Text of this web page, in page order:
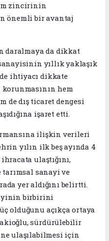
zincirinin
önemli bir avantaj
daralmaya da dikkat
yıllık yaklaşık
ihtiyacı dikkate
hem
de dış ticaret dengesi
işaret etti.
ilişkin verileri
yılın ilk beş ayında 4
ulaştığını,
tarımsal sanayi ve
yer aldığını belirtti.
birbirini
olduğunu açıkça ortaya
sürdürülebilir
ulaşılabilmesi için